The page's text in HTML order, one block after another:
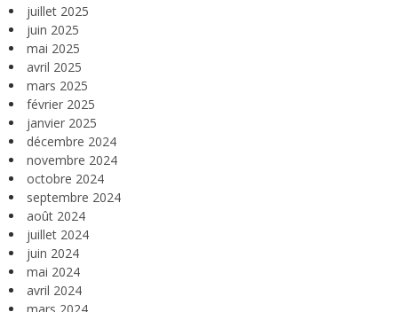
juillet 2025
juin 2025
mai 2025
avril 2025
mars 2025
février 2025
janvier 2025
décembre 2024
novembre 2024
octobre 2024
septembre 2024
août 2024
juillet 2024
juin 2024
mai 2024
avril 2024